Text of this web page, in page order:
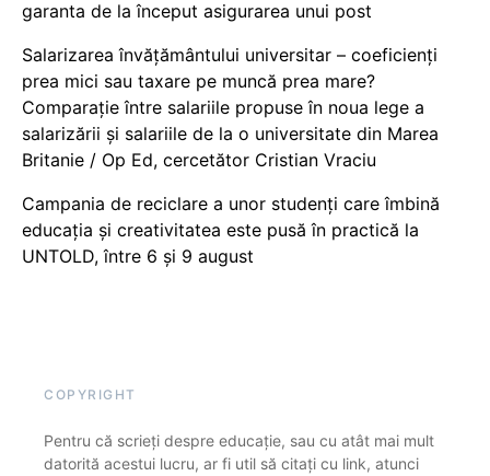
garanta de la început asigurarea unui post
Salarizarea învățământului universitar – coeficienți
prea mici sau taxare pe muncă prea mare?
Comparație între salariile propuse în noua lege a
salarizării și salariile de la o universitate din Marea
Britanie / Op Ed, cercetător Cristian Vraciu
Campania de reciclare a unor studenți care îmbină
educația și creativitatea este pusă în practică la
UNTOLD, între 6 și 9 august
COPYRIGHT
Pentru că scrieți despre educație, sau cu atât mai mult
datorită acestui lucru, ar fi util să citați cu link, atunci